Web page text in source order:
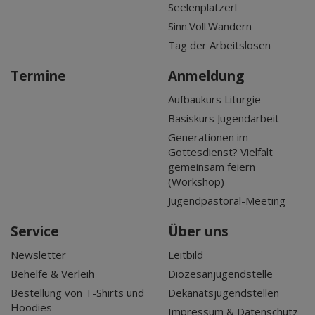
Seelenplatzerl
Sinn.Voll.Wandern
Tag der Arbeitslosen
Termine Anmeldung
Aufbaukurs Liturgie
Basiskurs Jugendarbeit
Generationen im
Gottesdienst? Vielfalt
gemeinsam feiern
(Workshop)
Jugendpastoral-Meeting
Service
Newsletter
Behelfe & Verleih
Bestellung von T-Shirts und
Hoodies
Über uns
Leitbild
Diözesanjugendstelle
Dekanatsjugendstellen
Impressum & Datenschutz